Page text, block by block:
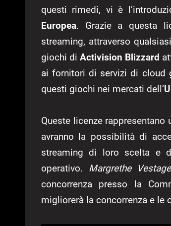
questi rimedi, vi è
Europea. Grazie a questa
streaming, attraverso
giochi diActivision Blizzard
ai fornitori di servizi di cloud
questi giochi nei mercati dell’
Queste licenze
avranno la possibilità di
streaming di loro scelta e
operativo. Margrethe
concorrenza presso la
migliorerà la concorrenza e le